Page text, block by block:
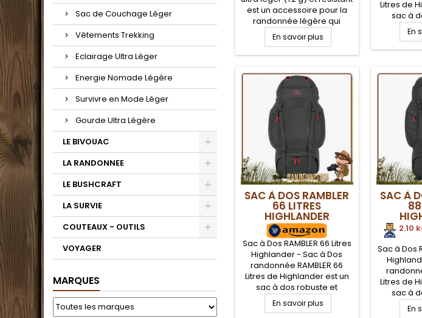
Sac de Couchage Léger
Vêtements Trekking
Eclairage Ultra Léger
Energie Nomade Légère
Survivre en Mode Léger
Gourde Ultra Légère
LE BIVOUAC
LA RANDONNEE
LE BUSHCRAFT
LA SURVIE
COUTEAUX - OUTILS
VOYAGER
MARQUES
est un accessoire pour la
randonnée légère qui
séduira tous les
randonneurs à la journée
par son aspect pratique
taille d'un porte-clé une fois
rangé dans son sac de
compression
En savoir plus
Litres de
sac à
compact,
les
utile de
tissu
En
SAC À DOS RAMBLER
66 LITRES
HIGHLANDER
Sac à Dos RAMBLER 66 Litres
Highlander - Sac à Dos
randonnée RAMBLER 66
Litres de Highlander est un
sac à dos robuste et
compact, très apprécié par
les randonneurs. De volume
En savoir plus
SAC À
2.10
Sac à Dos
Litres de
sac à
compact,
les
En